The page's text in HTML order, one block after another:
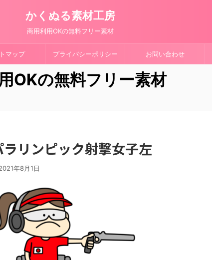
かくぬる素材工房
商用利用OKの無料フリー素材
マップ プライバシーポリシー お問い合わせ
OKの無料フリー素材
ラリンピック射撃女子左
年8月1日